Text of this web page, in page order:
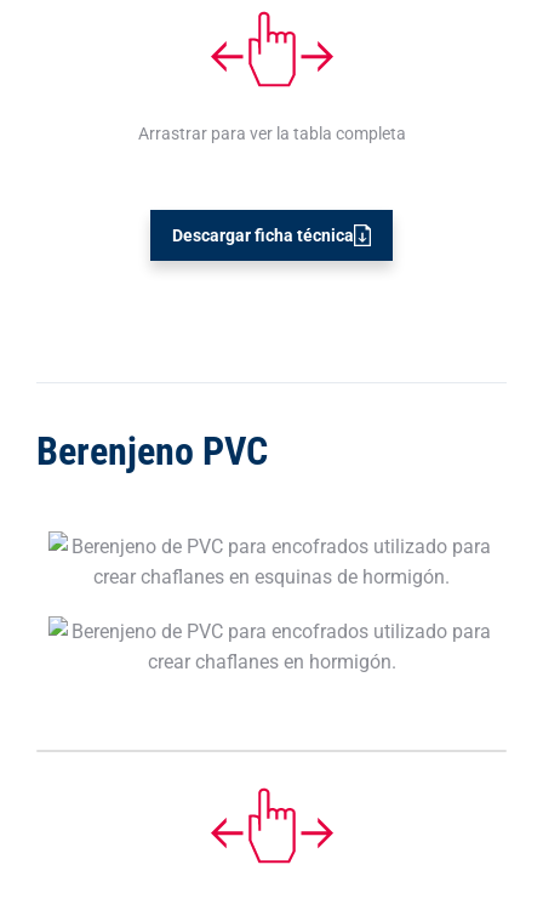
Arrastrar para ver la tabla completa
Descargar ficha técnica
Berenjeno PVC